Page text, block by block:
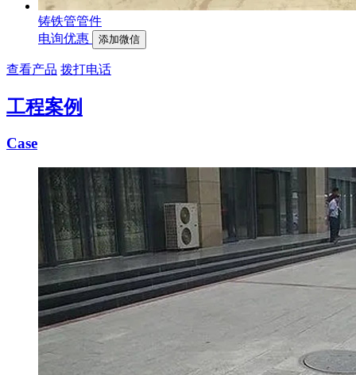
铸铁管管件
电询优惠
添加微信
查看产品 拨打电话
工程案例
Case